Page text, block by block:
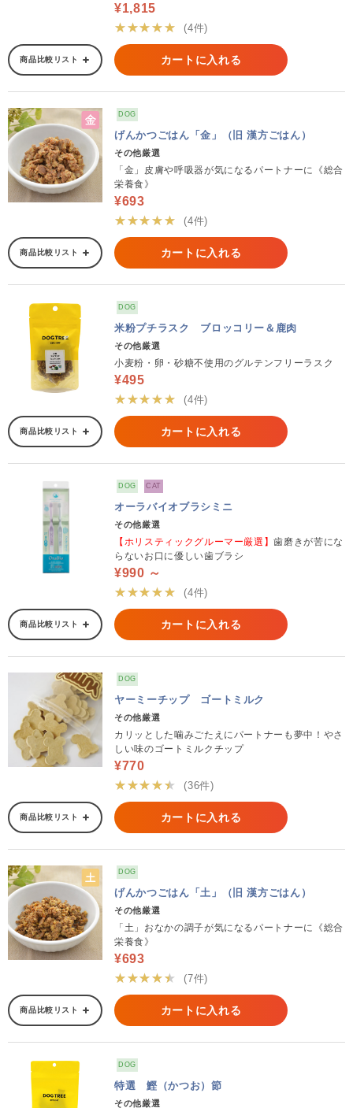
¥1,815
★★★★★
(4件)
商品比較リスト カートに入れる
DOG
げんかつごはん「金」（旧 漢方ごはん）
その他厳選
「金」皮膚や呼吸器が気になるパートナーに《総合
栄養食》
¥693
★★★★★
(4件)
商品比較リスト カートに入れる
DOG
米粉プチラスク ブロッコリー＆鹿肉
その他厳選
小麦粉・卵・砂糖不使用のグルテンフリーラスク
¥495
★★★★★
(4件)
商品比較リスト カートに入れる
DOG CAT
オーラバイオブラシミニ
その他厳選
【ホリスティックグルーマー厳選】歯磨きが苦にな
らないお口に優しい歯ブラシ
¥990 ～
★★★★★
(4件)
商品比較リスト カートに入れる
DOG
ヤーミーチップ ゴートミルク
その他厳選
カリッとした噛みごたえにパートナーも夢中！やさ
しい味のゴートミルクチップ
¥770
★★★★★
(36件)
商品比較リスト カートに入れる
DOG
げんかつごはん「土」（旧 漢方ごはん）
その他厳選
「土」おなかの調子が気になるパートナーに《総合
栄養食》
¥693
★★★★★
(7件)
商品比較リスト カートに入れる
DOG
特選 鰹（かつお）節
その他厳選